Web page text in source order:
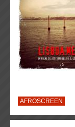
AFROSCREEN